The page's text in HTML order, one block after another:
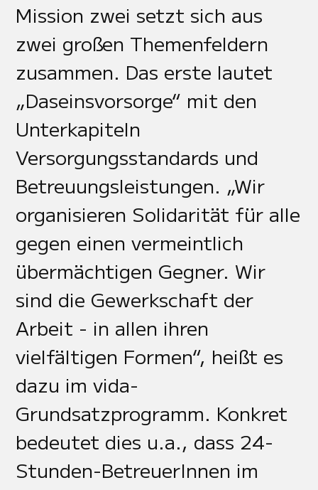
Mission zwei setzt sich aus
zwei großen Themenfeldern
zusammen. Das erste lautet
„Daseinsvorsorge“ mit den
Unterkapiteln
Versorgungsstandards und
Betreuungsleistungen. „Wir
organisieren Solidarität für alle
gegen einen vermeintlich
übermächtigen Gegner. Wir
sind die Gewerkschaft der
Arbeit - in allen ihren
vielfältigen Formen“, heißt es
dazu im vida-
Grundsatzprogramm. Konkret
bedeutet dies u.a., dass 24-
Stunden-BetreuerInnen im